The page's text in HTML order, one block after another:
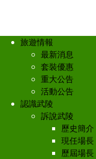
旅遊情報
最新消息
套裝優惠
重大公告
活動公告
認識武陵
訴說武陵
歷史簡介
現任場長
歷屆場長